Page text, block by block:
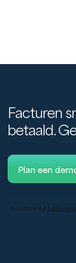
Facturen
betaald.
Plan een